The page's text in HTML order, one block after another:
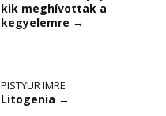
kik meghívottak a
kegyelemre →
PISTYUR IMRE
Litogenia →